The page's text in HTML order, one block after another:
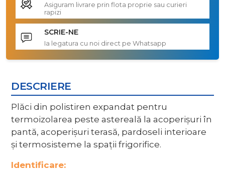
Asiguram livrare prin flota proprie sau curieri
rapizi
SCRIE-NE
Ia legatura cu noi direct pe Whatsapp
DESCRIERE
Plăci din polistiren expandat pentru
termoizolarea peste astereală la acoperişuri în
pantă, acoperişuri terasă, pardoseli interioare
şi termosisteme la spaţii frigorifice.
Identificare: